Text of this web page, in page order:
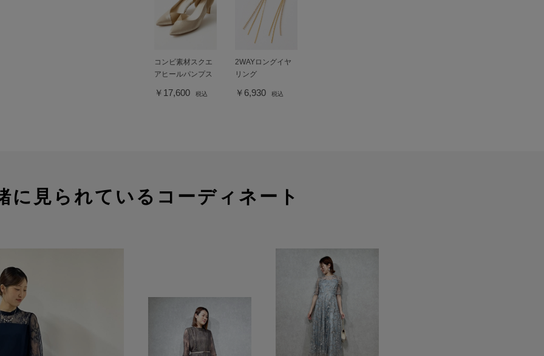
コンビ素材スクエ
アヒールパンプス
￥17,600 税込
2WAYロングイヤ
リング
￥6,930 税込
に見られているコーディネート